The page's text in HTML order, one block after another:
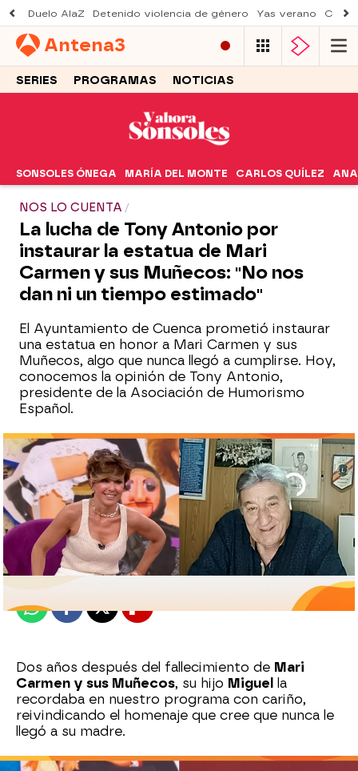
Duelo AlaZ Detenido violencia de género Yas verano
Antena3
SERIES PROGRAMAS NOTICIAS
SONSOLES ÓNEGA MARÍA DEL MONTE CARLOS QUÍLEZ ANA
NOS LO CUENTA
La lucha de Tony Antonio por
instaurar la estatua de Mari
Carmen y sus Muñecos: "No nos
dan ni un tiempo estimado"
El Ayuntamiento de Cuenca prometió instaurar
una estatua en honor a Mari Carmen y sus
Muñecos, algo que nunca llegó a cumplirse. Hoy,
conocemos la opinión de Tony Antonio,
presidente de la Asociación de Humorismo
Español.
Sara Sanz Navarro
Publicado:20 de junio de 2025, 20:07
WhatsappFacebook
X Flipboard
Dos años después del fallecimiento de Mari
Carmen y sus Muñecos, su hijo Miguel
la
recordaba en nuestro programa con cariño,
reivindicando el homenaje que cree que nunca le
llegó a su madre.